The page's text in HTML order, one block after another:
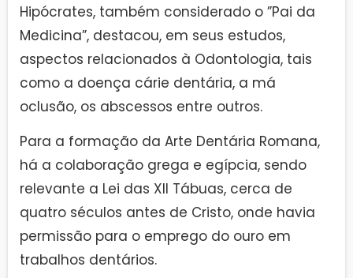
Hipócrates, também considerado o ”Pai da
Medicina”, destacou, em seus estudos,
aspectos relacionados à Odontologia, tais
como a doença cárie dentária, a má
oclusão, os abscessos entre outros.
Para a formação da Arte Dentária Romana,
há a colaboração grega e egípcia, sendo
relevante a Lei das XII Tábuas, cerca de
quatro séculos antes de Cristo, onde havia
permissão para o emprego do ouro em
trabalhos dentários.